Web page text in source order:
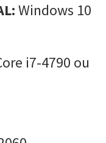
Windows 10
i7-4790 ou